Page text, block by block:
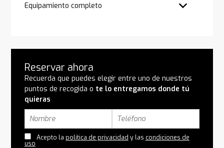
Equipamiento completo
Reservar ahora
Recuerda que puedes elegir entre uno de nuestros
puntos de recogida o te lo entregamos donde tú
quieras
Acepto la política de privacidad y las condiciones de
uso